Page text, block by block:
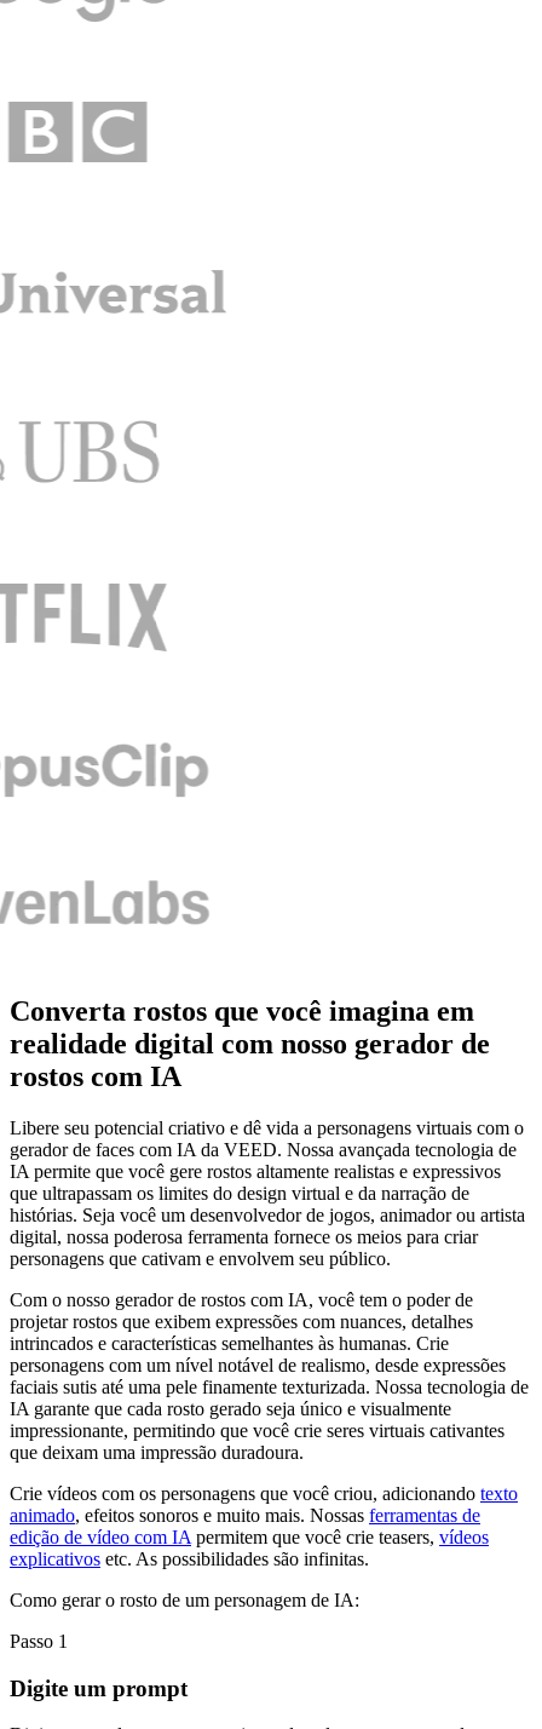
Converta rostos que você imagina em
realidade digital com nosso gerador de
rostos com IA
Libere seu potencial criativo e dê vida a personagens virtuais com o
gerador de faces com IA da VEED. Nossa avançada tecnologia de
IA permite que você gere rostos altamente realistas e expressivos
que ultrapassam os limites do design virtual e da narração de
histórias. Seja você um desenvolvedor de jogos, animador ou artista
digital, nossa poderosa ferramenta fornece os meios para criar
personagens que cativam e envolvem seu público.
Com o nosso gerador de rostos com IA, você tem o poder de
projetar rostos que exibem expressões com nuances, detalhes
intrincados e características semelhantes às humanas. Crie
personagens com um nível notável de realismo, desde expressões
faciais sutis até uma pele finamente texturizada. Nossa tecnologia de
IA garante que cada rosto gerado seja único e visualmente
impressionante, permitindo que você crie seres virtuais cativantes
que deixam uma impressão duradoura.
Crie vídeos com os personagens que você criou, adicionando texto
animado, efeitos sonoros e muito mais. Nossas ferramentas de
edição de vídeo com IA permitem que você crie teasers, vídeos
explicativos etc. As possibilidades são infinitas.
Como gerar o rosto de um personagem de IA:
Passo 1
Digite um prompt